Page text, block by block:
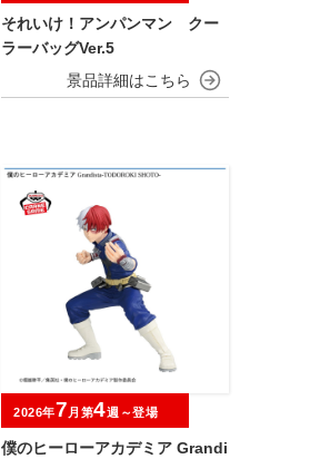
それいけ！アンパンマン クー
ラーバッグVer.5
僕のヒーローアカデミア Grandi
2026年7 月第4週～登場